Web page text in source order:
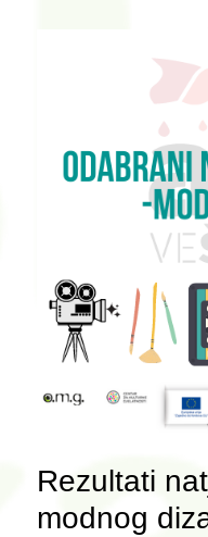
Rezultati
modnog